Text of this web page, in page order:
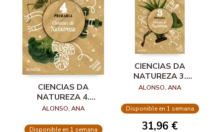
CIENCIAS DA
NATUREZA 4.
OPERACIÓN
ALONSO, ANA
Disponible en 1 semana
CIENCIAS DA
NATUREZA 3.
OPERACIÓN
ALONSO, ANA
Disponible en 1 semana
31,96 €